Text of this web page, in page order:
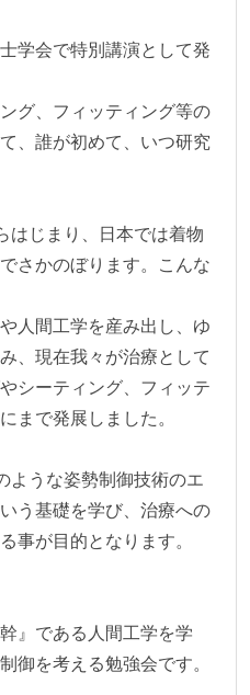
学会で特別講演として発
グ、フィッティング等の
、誰が初めて、いつ研究
はじまり、日本では着物
さかのぼります。こんな
人間工学を産み出し、ゆ
、現在我々が治療として
シーティング、フィッテ
まで発展しました。
ような姿勢制御技術のエ
う基礎を学び、治療への
事が目的となります。
』である人間工学を学
御を考える勉強会です。